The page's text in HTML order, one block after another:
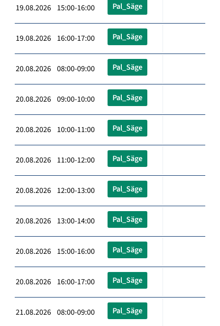
19.08.2026 15:00-16:00 Pal_Säge
19.08.2026 16:00-17:00 Pal_Säge
20.08.2026 08:00-09:00 Pal_Säge
20.08.2026 09:00-10:00 Pal_Säge
20.08.2026 10:00-11:00 Pal_Säge
20.08.2026 11:00-12:00 Pal_Säge
20.08.2026 12:00-13:00 Pal_Säge
20.08.2026 13:00-14:00 Pal_Säge
20.08.2026 15:00-16:00 Pal_Säge
20.08.2026 16:00-17:00 Pal_Säge
21.08.2026 08:00-09:00 Pal_Säge